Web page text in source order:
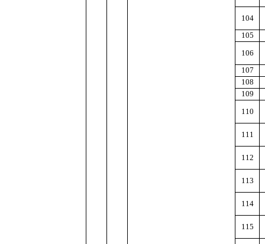
104
105
106
107
108
109
110
111
112
113
114
115